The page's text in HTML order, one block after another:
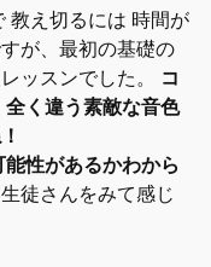
教え切るには 時間が
が、最初の基礎の
ッスンでした。 コ
く違う素敵な音色
能性があるかわから
生徒さんをみて感じ